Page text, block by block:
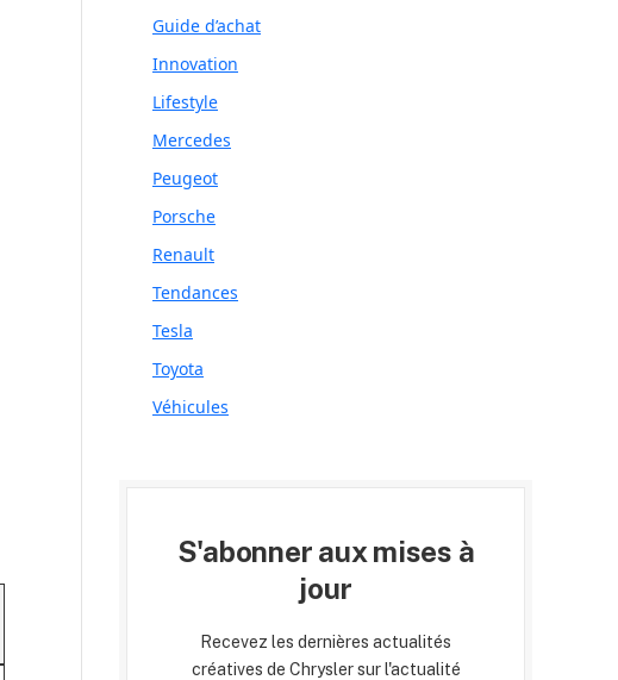
Guide d’achat
Innovation
Lifestyle
Mercedes
Peugeot
Porsche
Renault
Tendances
Tesla
Toyota
Véhicules
S'abonner aux mises à
jour
Recevez les dernières actualités
créatives de Chrysler sur l'actualité